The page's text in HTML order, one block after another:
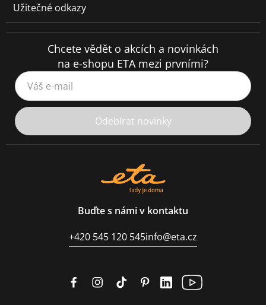
Užitečné odkazy
Chcete vědět o akcích a novinkách
na e-shopu ETA mezi prvními?
Váš e-mail
Odebírat novinky
Buďte s námi v kontaktu
+420 545 120 545info@eta.cz